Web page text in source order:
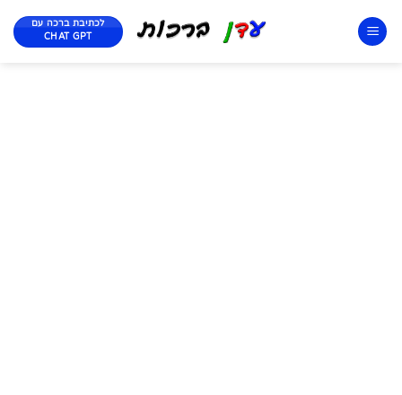
לכתיבת ברכה עם
CHAT GPT